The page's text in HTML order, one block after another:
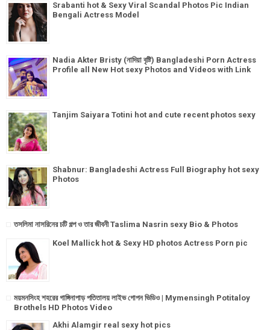
Srabanti hot & Sexy Viral Scandal Photos Pic Indian
Bengali Actress Model
Nadia Akter Bristy (নাদিয়া বৃষ্টি) Bangladeshi Porn Actress
Profile all New Hot sexy Photos and Videos with Link
Tanjim Saiyara Totini hot and cute recent photos sexy
Shabnur: Bangladeshi Actress Full Biography hot sexy
Photos
তসলিমা নাসরিনের চটি গল্প ও তার জীবনী Taslima Nasrin sexy Bio & Photos
Koel Mallick hot & Sexy HD photos Actress Porn pic
ময়মনসিংহ শহরের গাঙ্গিনাপাড় পতিতালয় লাইভ গোপন ভিডিও | Mymensingh Potitaloy
Brothels HD Photos Video
Akhi Alamgir real sexy hot pics